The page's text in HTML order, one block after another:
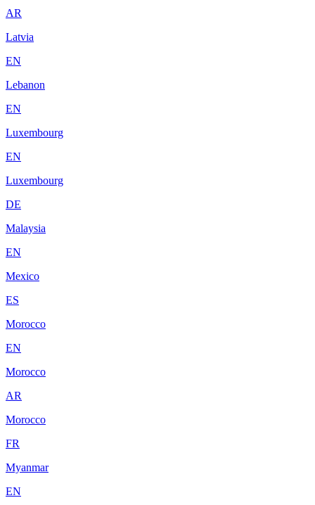
AR
Latvia
EN
Lebanon
EN
Luxembourg
EN
Luxembourg
DE
Malaysia
EN
Mexico
ES
Morocco
EN
Morocco
AR
Morocco
FR
Myanmar
EN